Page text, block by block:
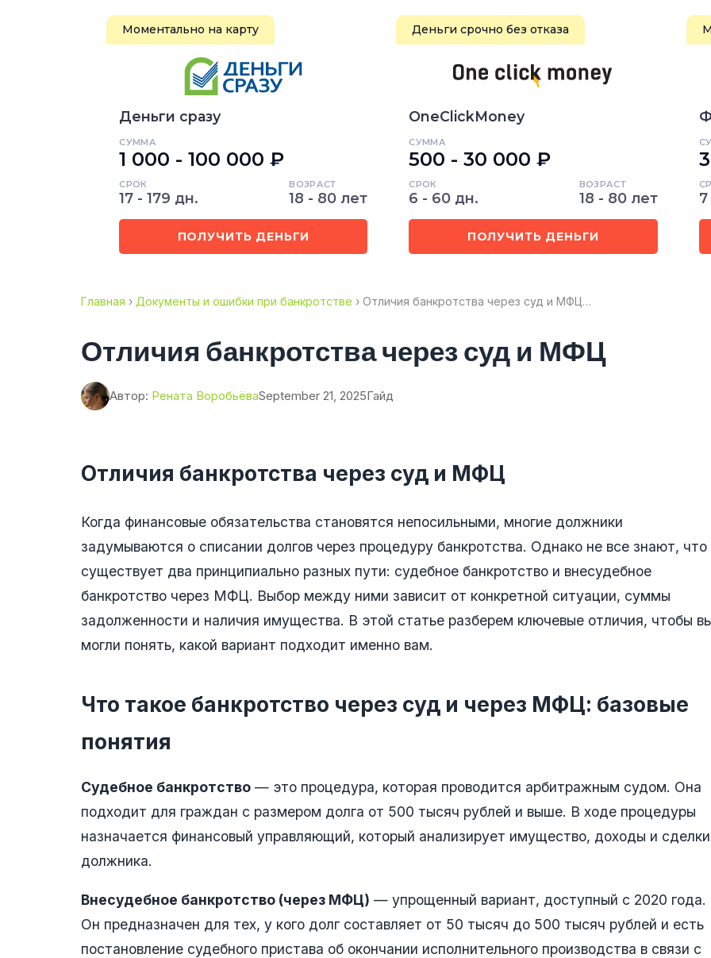
Моментально на карту
Деньги сразу
СУММА
1 000 - 100 000 ₽
СРОК
17 - 179 дн.
ВОЗРАСТ
18 - 80 лет
ПОЛУЧИТЬ ДЕНЬГИ
Деньги срочно без отказа
OneClickMoney
СУММА
500 - 30 000 ₽
СРОК
6 - 60 дн.
ВОЗРАСТ
18 - 80 лет
ПОЛУЧИТЬ ДЕНЬГИ
Главная › Документы и ошибки при банкротстве › Отличия банкротства через суд и МФЦ…
Отличия банкротства через суд и МФЦ
Автор: Рената ВоробьёваSeptember 21, 2025Гайд
Отличия банкротства через суд и МФЦ
Когда финансовые обязательства становятся непосильными, многие должники
задумываются о списании долгов через процедуру банкротства. Однако не все знают, что
существует два принципиально разных пути: судебное банкротство и внесудебное
банкротство через МФЦ. Выбор между ними зависит от конкретной ситуации, суммы
задолженности и наличия имущества. В этой статье разберем ключевые отличия, чтобы
могли понять, какой вариант подходит именно вам.
Что такое банкротство через суд и через МФЦ: базовые
понятия
Судебное банкротство — это процедура, которая проводится арбитражным судом. Она
подходит для граждан с размером долга от 500 тысяч рублей и выше. В ходе процедуры
назначается финансовый управляющий, который анализирует имущество, доходы и сделки
должника.
Внесудебное банкротство (через МФЦ) — упрощенный вариант, доступный с 2020 года.
Он предназначен для тех, у кого долг составляет от 50 тысяч до 500 тысяч рублей и есть
постановление судебного пристава об окончании исполнительного производства в связи с